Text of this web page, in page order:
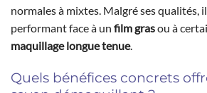
normales à mixtes. Malgré ses qualités,
performant face à un film grasou à
maquillage longue tenue.
Quels bénéfices concrets